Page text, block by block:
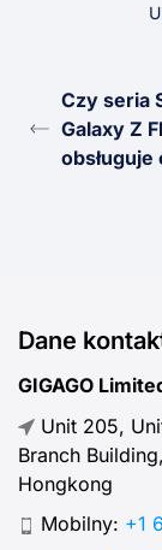
Czy seria
Galaxy Z
obsługuje
Dane
GIGAGO
Unit 205,
Branch
Hongkong
Mobilny: +1